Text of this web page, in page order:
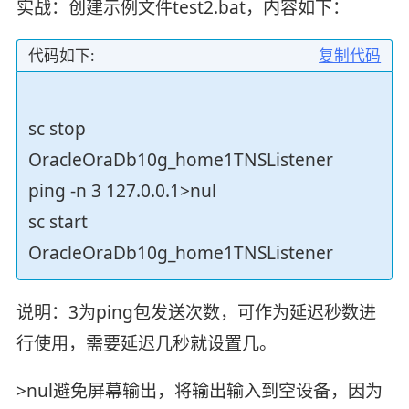
实战：创建示例文件test2.bat，内容如下：
复制代码
代码如下:
sc stop
OracleOraDb10g_home1TNSListener
ping -n 3 127.0.0.1>nul
sc start
OracleOraDb10g_home1TNSListener
说明：3为ping包发送次数，可作为延迟秒数进
行使用，需要延迟几秒就设置几。
>nul避免屏幕输出，将输出输入到空设备，因为